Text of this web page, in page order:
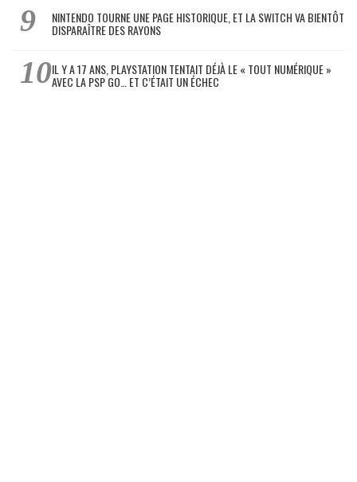
NINTENDO TOURNE UNE PAGE HISTORIQUE, ET LA SWITCH VA BIENTÔT
DISPARAÎTRE DES RAYONS
IL Y A 17 ANS, PLAYSTATION TENTAIT DÉJÀ LE « TOUT NUMÉRIQUE »
AVEC LA PSP GO… ET C’ÉTAIT UN ÉCHEC